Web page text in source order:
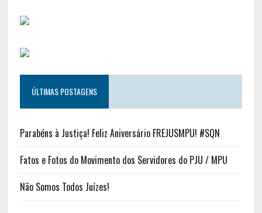
ÚLTIMAS POSTAGENS
Parabéns à Justiça! Feliz Aniversário FREJUSMPU! #SQN
Fatos e Fotos do Movimento dos Servidores do PJU / MPU
Não Somos Todos Juízes!